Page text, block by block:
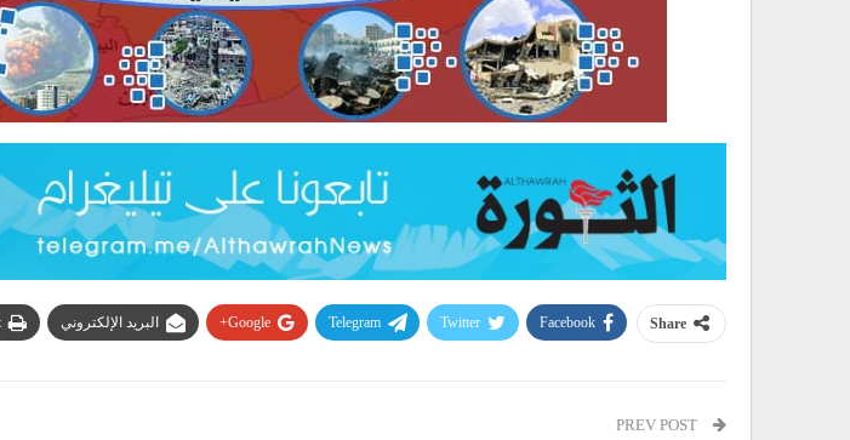
Share
Facebook
Twitter
Telegram
Google+ البريد الإلكتروني